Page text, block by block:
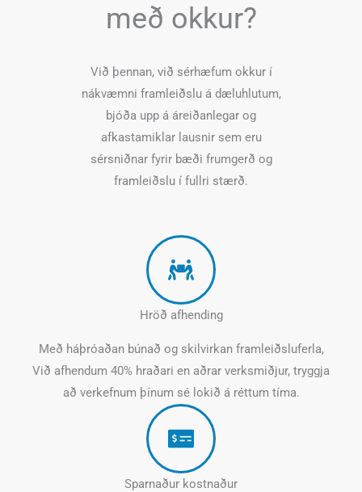
með okkur?
Við þennan, við sérhæfum okkur í
nákvæmni framleiðslu á dæluhlutum,
bjóða upp á áreiðanlegar og
afkastamiklar lausnir sem eru
sérsniðnar fyrir bæði frumgerð og
framleiðslu í fullri stærð.
Hröð afhending
Með háþróaðan búnað og skilvirkan framleiðsluferla,
Við afhendum 40% hraðari en aðrar verksmiðjur, tryggja
að verkefnum þínum sé lokið á réttum tíma.
Sparnaður kostnaður